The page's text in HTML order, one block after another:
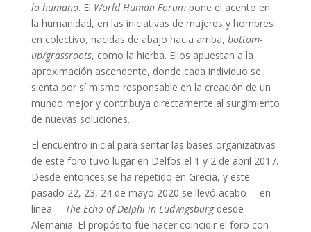
lo humano. El World Human Forumpone el acento en
la humanidad, en las iniciativas de mujeres y hombres
en colectivo, nacidas de abajo hacia arriba, bottom-
up/grassroots, como la hierba. Ellos apuestan a la
aproximación ascendente, donde cada individuo se
sienta por sí mismo responsable en la creación de un
mundo mejor y contribuya directamente al surgimiento
de nuevas soluciones.
El encuentro inicial para sentar las bases organizativas
de este foro tuvo lugar en Delfos el 1 y 2 de abril 2017.
Desde entonces se ha repetido en Grecia, y este
pasado 22, 23, 24 de mayo 2020 se llevó acabo —en
línea— The Echo of Delphi in Ludwigsburgdesde
Alemania. El propósito fue hacer coincidir el foro con